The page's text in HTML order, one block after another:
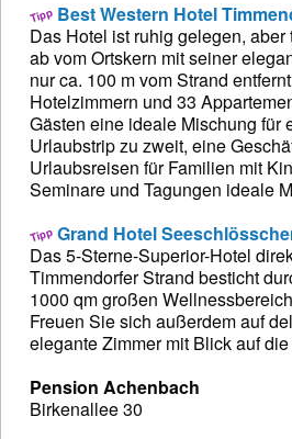
Best Western Hotel
Das Hotel ist ruhig gelegen,
ab vom Ortskern mit seiner
nur ca. 100 m vom Strand
Hotelzimmern und 33
Gästen eine ideale Mischung für
Urlaubstrip zu zweit, eine
Urlaubsreisen für Familien mit
Seminare und Tagungen ideale
Grand Hotel
Das 5-Sterne-Superior-Hotel
Timmendorfer Strand besticht
1000 qm großen
Freuen Sie sich außerdem auf
elegante Zimmer mit Blick auf
Pension Achenbach
Birkenallee 30